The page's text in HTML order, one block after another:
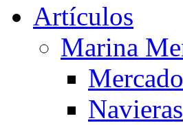
Artículos
Marina
Navieras